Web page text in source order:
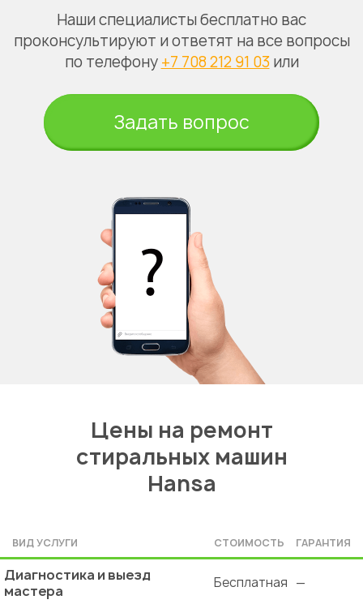
Наши специалисты бесплатно вас
проконсультируют и ответят на все вопросы
по телефону +7 708 212 91 03 или
Задать вопрос
Цены на ремонт
стиральных машин
Hansa
ВИД УСЛУГИ СТОИМОСТЬ ГАРАНТИЯ
Диагностика и выезд
мастера
Бесплатная —